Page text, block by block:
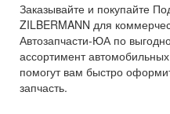
Заказывайте и покупайте
ZILBERMANN для
Автозапчасти-ЮА по
ассортимент
помогут вам быстро
запчасть.